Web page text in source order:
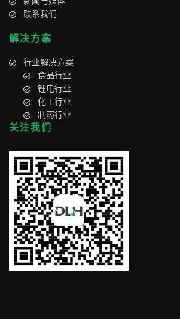
联系我们
解决方案
行业解决方案
食品行业
锂电行业
化工行业
制药行业
关注我们